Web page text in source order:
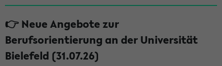
👉 Neue Angebote zur
Berufsorientierung an der Universität
Bielefeld (31.07.26)